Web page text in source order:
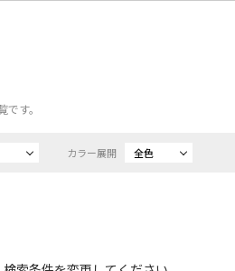
す。
カラー展開 全色